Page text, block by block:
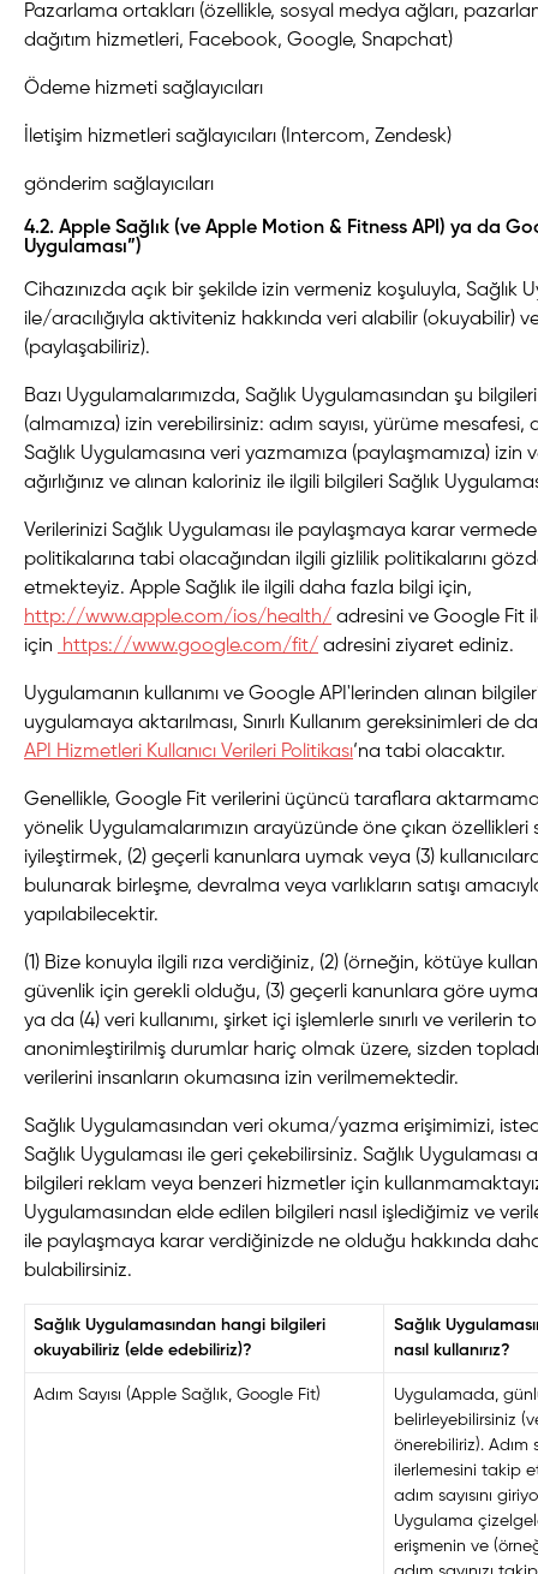
Pazarlama ortakları (özellikle, sosyal medya ağları,
dağıtım hizmetleri, Facebook, Google, Snapchat)
Ödeme hizmeti sağlayıcıları
İletişim hizmetleri sağlayıcıları (Intercom, Zendesk)
gönderim sağlayıcıları
4.2. Apple Sağlık (ve Apple Motion & Fitness API) ya da
Uygulaması”)
Cihazınızda açık bir şekilde izin vermeniz koşuluyla, Sağlık
ile/aracılığıyla aktiviteniz hakkında veri alabilir (okuyabilir)
(paylaşabiliriz).
Bazı Uygulamalarımızda, Sağlık Uygulamasından şu
(almamıza) izin verebilirsiniz: adım sayısı, yürüme mesafesi,
Sağlık Uygulamasına veri yazmamıza (paylaşmamıza) izin
ağırlığınız ve alınan kaloriniz ile ilgili bilgileri Sağlık
Verilerinizi Sağlık Uygulaması ile paylaşmaya karar
politikalarına tabi olacağından ilgili gizlilik politikalarını
etmekteyiz. Apple Sağlık ile ilgili daha fazla bilgi için,
http://www.apple.com/ios/health/ adresini ve Google Fit
için
https://www.google.com/fit/ adresini ziyaret ediniz.
Uygulamanın kullanımı ve Google API'lerinden alınan
uygulamaya aktarılması, Sınırlı Kullanım gereksinimleri de
API Hizmetleri Kullanıcı Verileri Politikası‘na tabi olacaktır.
Genellikle, Google Fit verilerini üçüncü taraflara
yönelik Uygulamalarımızın arayüzünde öne çıkan
iyileştirmek, (2) geçerli kanunlara uymak veya (3)
bulunarak birleşme, devralma veya varlıkların satışı
yapılabilecektir.
(1) Bize konuyla ilgili rıza verdiğiniz, (2) (örneğin, kötüye
güvenlik için gerekli olduğu, (3) geçerli kanunlara göre
ya da (4) veri kullanımı, şirket içi işlemlerle sınırlı ve verilerin
anonimleştirilmiş durumlar hariç olmak üzere, sizden
verilerini insanların okumasına izin verilmemektedir.
Sağlık Uygulamasından veri okuma/yazma erişimimizi,
Sağlık Uygulaması ile geri çekebilirsiniz. Sağlık Uygulaması
bilgileri reklam veya benzeri hizmetler için
Uygulamasından elde edilen bilgileri nasıl işlediğimiz ve
ile paylaşmaya karar verdiğinizde ne olduğu hakkında daha
bulabilirsiniz.
Sağlık Uygulamasından hangi bilgileri
okuyabiliriz (elde edebiliriz)?
Sağlık
nasıl kullanırız?
Adım Sayısı (Apple Sağlık, Google Fit)
Uygulamada,
belirleyebilirsiniz
önerebiliriz). Adım
ilerlemesini takip
adım sayısını
Uygulama
erişmenin ve